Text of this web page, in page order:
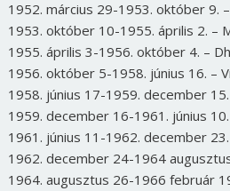
1952. március 29-1953. október 9.
1953. október 10-1955. április 2. –
1955. április 3-1956. október 4. –
1956. október 5-1958. június 16. –
1958. június 17-1959. december
1959. december 16-1961. június
1961. június 11-1962. december 23.
1962. december 24-1964
1964. augusztus 26-1966 február